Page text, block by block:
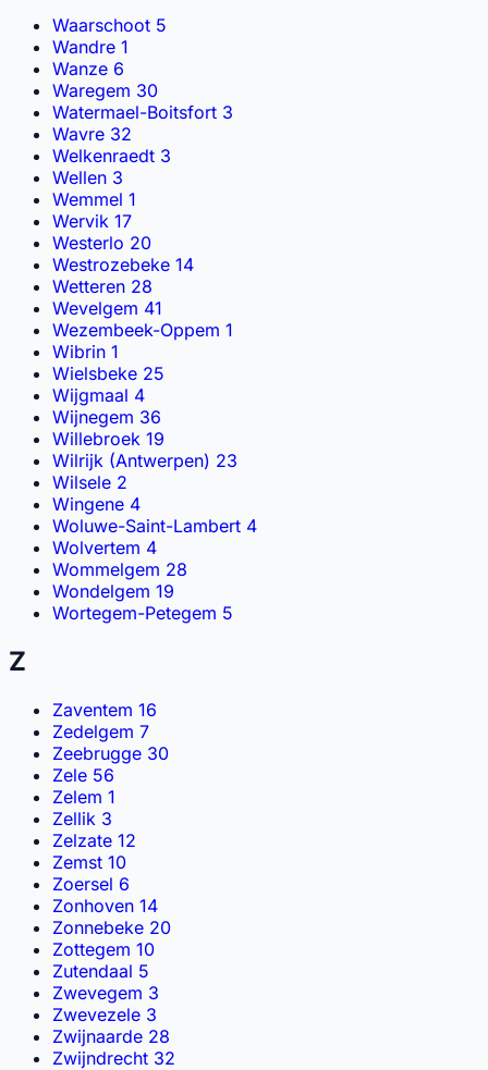
Waarschoot 5
Wandre 1
Wanze 6
Waregem 30
Watermael-Boitsfort 3
Wavre 32
Welkenraedt 3
Wellen 3
Wemmel 1
Wervik 17
Westerlo 20
Westrozebeke 14
Wetteren 28
Wevelgem 41
Wezembeek-Oppem 1
Wibrin 1
Wielsbeke 25
Wijgmaal 4
Wijnegem 36
Willebroek 19
Wilrijk (Antwerpen) 23
Wilsele 2
Wingene 4
Woluwe-Saint-Lambert 4
Wolvertem 4
Wommelgem 28
Wondelgem 19
Wortegem-Petegem 5
Z
Zaventem 16
Zedelgem 7
Zeebrugge 30
Zele 56
Zelem 1
Zellik 3
Zelzate 12
Zemst 10
Zoersel 6
Zonhoven 14
Zonnebeke 20
Zottegem 10
Zutendaal 5
Zwevegem 3
Zwevezele 3
Zwijnaarde 28
Zwijndrecht 32